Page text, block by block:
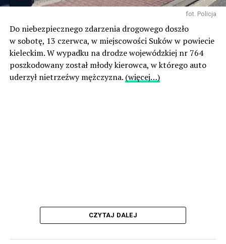
fot. Policja
Do niebezpiecznego zdarzenia drogowego doszło
w sobotę, 13 czerwca, w miejscowości Suków w powiecie
kieleckim. W wypadku na drodze wojewódzkiej nr 764
poszkodowany został młody kierowca, w którego auto
uderzył nietrzeźwy mężczyzna. (więcej…)
CZYTAJ DALEJ